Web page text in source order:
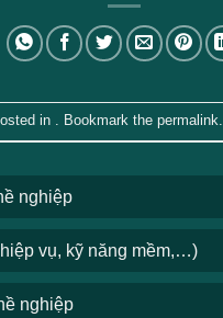
nghiệp
vụ, kỹ năng mềm,…)
nghiệp
in . Bookmark the permalink.